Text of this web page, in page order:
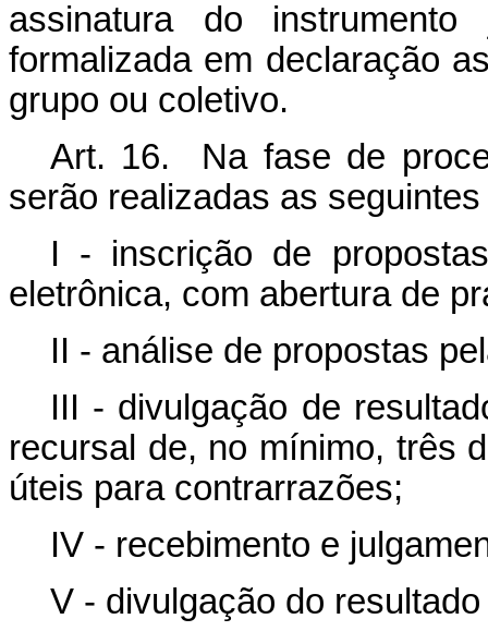
assinatura do
formalizada em declaração
grupo ou coletivo.
Art. 16. Na fase de
serão realizadas as
I - inscrição de
eletrônica, com abertura de
II - análise de propostas
III - divulgação de
recursal de, no mínimo, três
úteis para contrarrazões;
IV - recebimento e
V - divulgação do